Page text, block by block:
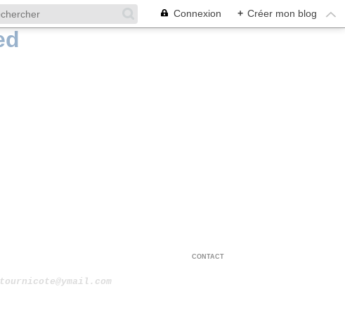
Connexion + Créer mon blog
CONTACT
tournicote@ymail.com